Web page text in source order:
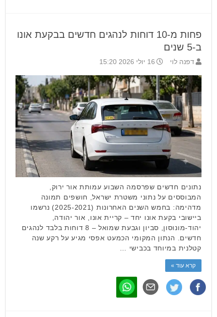
פחות מ-10 דוחות לנהגים חדשים בבקעת אונו
ב-5 שנים
דפנה לוי 16 יולי 2026 15:20
נתונים חדשים שפרסמה השבוע עמותת אור ירוק,
המבוססים על נתוני משטרת ישראל, חושפים תמונה
מדהימה: בחמש השנים האחרונות (2025-2021) נרשמו
ביישובי בקעת אונו יחד – קריית אונו, אור יהודה,
יהוד-מונוסון, סביון וגבעת שמואל – 8 דוחות בלבד לנהגים
חדשים. הנתון המקומי הכמעט אפסי מגיע על רקע שנה
קטלנית במיוחד בכבישי …
קרא עוד »